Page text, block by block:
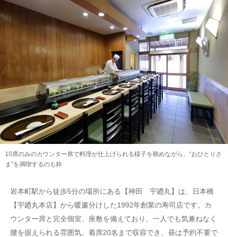
10席のみのカウンター席で料理が仕上げられる様子を眺めながら、“おひとりさ
ま”を満喫するのも粋
岩本町駅から徒歩5分の場所にある【神田 宇廼丸】は、日本橋
【宇廼丸本店】から暖簾分けした1992年創業の寿司店です。カ
ウンター席と完全個室、座敷を備えており、一人でも気兼ねなく
腰を据えられる雰囲気。着席20名まで収容でき、昼は予約不要で